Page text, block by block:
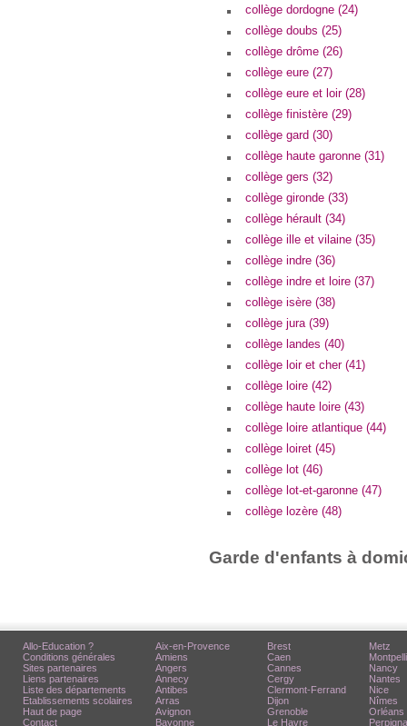
collège dordogne (24)
collège doubs (25)
collège drôme (26)
collège eure (27)
collège eure et loir (28)
collège finistère (29)
collège gard (30)
collège haute garonne (31)
collège gers (32)
collège gironde (33)
collège hérault (34)
collège ille et vilaine (35)
collège indre (36)
collège indre et loire (37)
collège isère (38)
collège jura (39)
collège landes (40)
collège loir et cher (41)
collège loire (42)
collège haute loire (43)
collège loire atlantique (44)
collège loiret (45)
collège lot (46)
collège lot-et-garonne (47)
collège lozère (48)
Garde d'enfants à
Allo-Education ?
Conditions générales
Sites partenaires
Liens partenaires
Liste des départements
Etablissements scolaires
Haut de page
Contact
Aix-en-Provence
Amiens
Angers
Annecy
Antibes
Arras
Avignon
Bayonne
Brest
Caen
Cannes
Cergy
Clermont-Ferrand
Dijon
Grenoble
Le Havre
Metz
Nancy
Nantes
Nice
Nîmes
Orléans